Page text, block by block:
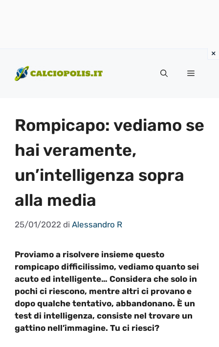
contenuto
Menu
Rompicapo: vediamo se
hai veramente,
un’intelligenza sopra
alla media
25/01/2022 di Alessandro R
Proviamo a risolvere insieme questo
rompicapo difficilissimo, vediamo quanto sei
acuto ed intelligente… Considera che solo in
pochi ci riescono, mentre altri ci provano e
dopo qualche tentativo, abbandonano. È un
test di intelligenza, consiste nel trovare un
gattino nell’immagine. Tu ci riesci?